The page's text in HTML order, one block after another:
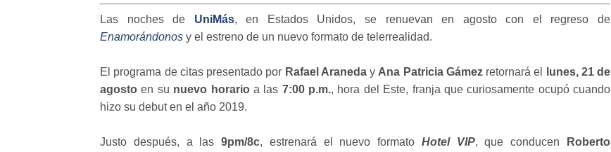
Las noches de UniMás, en Estados Unidos, se renuevan en agosto con el regreso de
Enamorándonos y el estreno de un nuevo formato de telerrealidad.
El programa de citas presentado por Rafael Araneday Ana Patricia Gámezretornará el
lunes, 21 de
agosto en su nuevo horarioa las 7:00 p.m., hora del Este, franja que curiosamente ocupó cuando
hizo su debut en el año 2019.
Justo después, a las9pm/8c, estrenará el nuevo formato Hotel VIP, que conducen
Roberto